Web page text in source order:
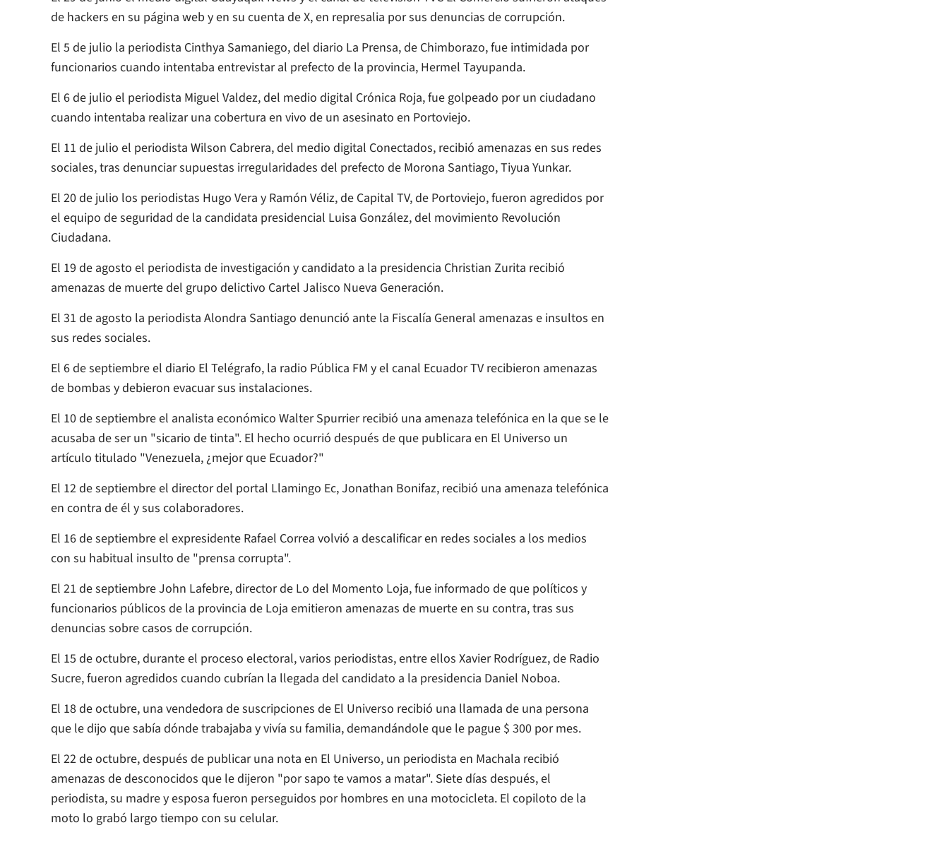
de hackers en su página web y en su cuenta de X, en represalia por sus denuncias de corrupción.
El 5 de julio la periodista Cinthya Samaniego, del diario La Prensa, de Chimborazo, fue intimidada por
funcionarios cuando intentaba entrevistar al prefecto de la provincia, Hermel Tayupanda.
El 6 de julio el periodista Miguel Valdez, del medio digital Crónica Roja, fue golpeado por un ciudadano
cuando intentaba realizar una cobertura en vivo de un asesinato en Portoviejo.
El 11 de julio el periodista Wilson Cabrera, del medio digital Conectados, recibió amenazas en sus redes
sociales, tras denunciar supuestas irregularidades del prefecto de Morona Santiago, Tiyua Yunkar.
El 20 de julio los periodistas Hugo Vera y Ramón Véliz, de Capital TV, de Portoviejo, fueron agredidos por
el equipo de seguridad de la candidata presidencial Luisa González, del movimiento Revolución
Ciudadana.
El 19 de agosto el periodista de investigación y candidato a la presidencia Christian Zurita recibió
amenazas de muerte del grupo delictivo Cartel Jalisco Nueva Generación.
El 31 de agosto la periodista Alondra Santiago denunció ante la Fiscalía General amenazas e insultos en
sus redes sociales.
El 6 de septiembre el diario El Telégrafo, la radio Pública FM y el canal Ecuador TV recibieron amenazas
de bombas y debieron evacuar sus instalaciones.
El 10 de septiembre el analista económico Walter Spurrier recibió una amenaza telefónica en la que se le
acusaba de ser un "sicario de tinta". El hecho ocurrió después de que publicara en El Universo un
artículo titulado "Venezuela, ¿mejor que Ecuador?"
El 12 de septiembre el director del portal Llamingo Ec, Jonathan Bonifaz, recibió una amenaza telefónica
en contra de él y sus colaboradores.
El 16 de septiembre el expresidente Rafael Correa volvió a descalificar en redes sociales a los medios
con su habitual insulto de "prensa corrupta".
El 21 de septiembre John Lafebre, director de Lo del Momento Loja, fue informado de que políticos y
funcionarios públicos de la provincia de Loja emitieron amenazas de muerte en su contra, tras sus
denuncias sobre casos de corrupción.
El 15 de octubre, durante el proceso electoral, varios periodistas, entre ellos Xavier Rodríguez, de Radio
Sucre, fueron agredidos cuando cubrían la llegada del candidato a la presidencia Daniel Noboa.
El 18 de octubre, una vendedora de suscripciones de El Universo recibió una llamada de una persona
que le dijo que sabía dónde trabajaba y vivía su familia, demandándole que le pague $ 300 por mes.
El 22 de octubre, después de publicar una nota en El Universo, un periodista en Machala recibió
amenazas de desconocidos que le dijeron "por sapo te vamos a matar". Siete días después, el
periodista, su madre y esposa fueron perseguidos por hombres en una motocicleta. El copiloto de la
moto lo grabó largo tiempo con su celular.